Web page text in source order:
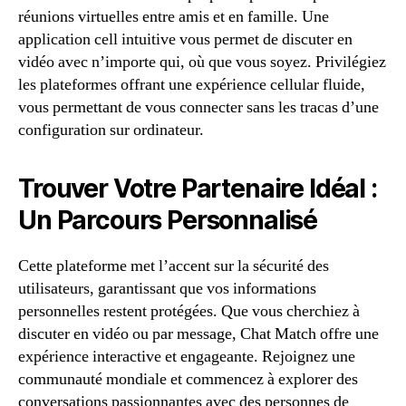
réunions virtuelles entre amis et en famille. Une
application cell intuitive vous permet de discuter en
vidéo avec n’importe qui, où que vous soyez. Privilégiez
les plateformes offrant une expérience cellular fluide,
vous permettant de vous connecter sans les tracas d’une
configuration sur ordinateur.
Trouver Votre Partenaire Idéal :
Un Parcours Personnalisé
Cette plateforme met l’accent sur la sécurité des
utilisateurs, garantissant que vos informations
personnelles restent protégées. Que vous cherchiez à
discuter en vidéo ou par message, Chat Match offre une
expérience interactive et engageante. Rejoignez une
communauté mondiale et commencez à explorer des
conversations passionnantes avec des personnes de